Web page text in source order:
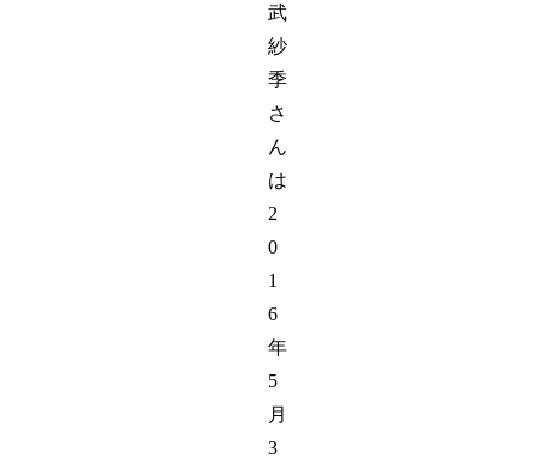
武
紗
季
さ
ん
は
2
0
1
6
年
5
月
3